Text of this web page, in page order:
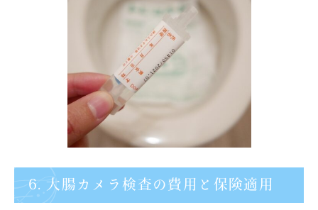
6. 大腸カメラ検査の費用と保険適用